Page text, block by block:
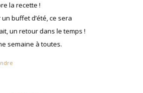
la recette !
un buffet d’été, ce sera
un retour dans le temps !
semaine à toutes.